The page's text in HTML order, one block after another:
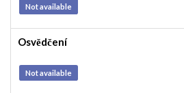
Not available
Osvědčení
Not available